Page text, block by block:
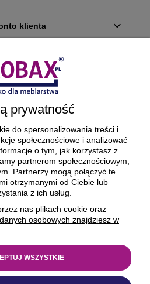
klienta
i dostawa
O firmie
ORAZ DOSTAWA
prywatność
do spersonalizowania treści i
społecznościowe i analizować
o tym, jak korzystasz z
partnerom społecznościowym,
Partnerzy mogą połączyć te
otrzymanymi od Ciebie lub
z ich usług.
nas plikach cookie oraz
osobowych znajdziesz w
WSZYSTKIE